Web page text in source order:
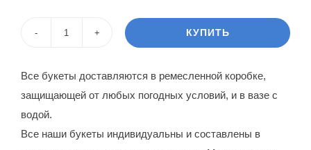
составляла
140.00$.
120.00$.
Букет
роз
Самара
КУПИТЬ
Все букеты доставляются в ремесленной коробке,
защищающей от любых погодных условий, и в вазе с
водой.
Все наши букеты индивидуальны и составлены в